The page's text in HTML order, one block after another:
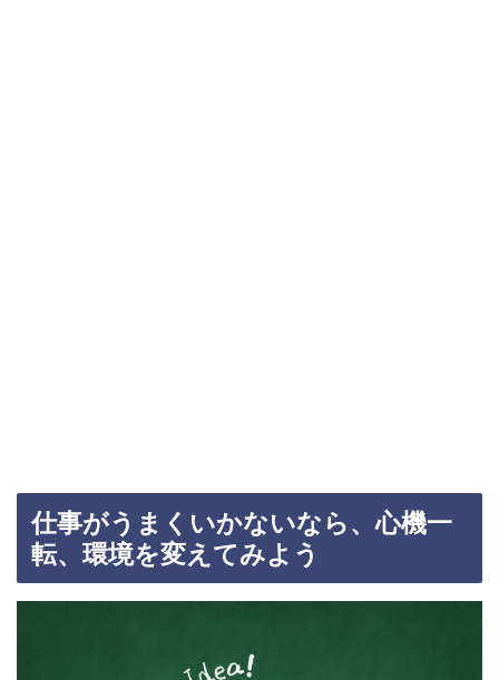
仕事がうまくいかないなら、心機一
転、環境を変えてみよう